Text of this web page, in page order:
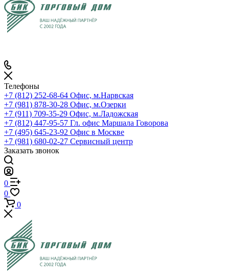
Телефоны
+7 (812) 252-68-64 Офис, м.Нарвская
+7 (981) 878-30-28 Офис, м.Озерки
+7 (911) 709-35-29 Офис, м.Ладожская
+7 (812) 447-95-57 Гл. офис Маршала Говорова
+7 (495) 645-23-92 Офис в Москве
+7 (981) 680-02-27 Сервисный центр
Заказать звонок
0
0
0